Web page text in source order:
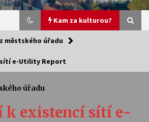
Kam za kulturou?
Ensemble
městského úřadu
e-Utility Report
úřadu
k existencí sítí e-